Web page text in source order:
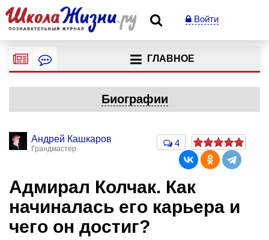
Войти
ГЛАВНОЕ
Биографии
Андрей Кашкаров
Грандмастер
4
Адмирал Колчак. Как
начиналась его карьера и
чего он достиг?